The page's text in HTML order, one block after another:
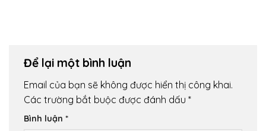
Để lại một bình luận
Email của bạn sẽ không được hiển thị công khai.
Các trường bắt buộc được đánh dấu *
Bình luận *